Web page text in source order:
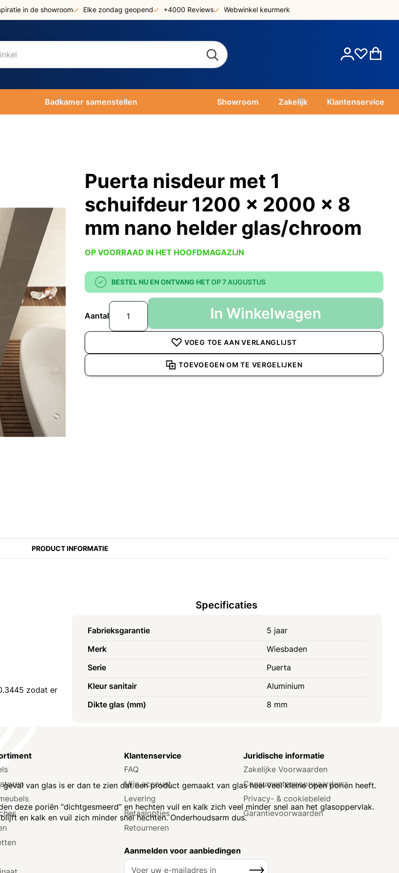
in de showroom Elke zondag geopend +4000 Reviews Webwinkel keurmerk
Account
Badkamer samenstellen Showroom Zakelijk Klantenservice
Puerta nisdeur met 1
schuifdeur 1200 x 2000 x 8
mm nano helder glas/chroom
OP VOORRAAD IN HET HOOFDMAGAZIJN
BESTEL NU EN ONTVANG HETOP 7 AUGUSTUS
Aantal In Winkelwagen
VOEG TOE AAN VERLANGLIJST
TOEVOEGEN OM TE VERGELIJKEN
PRODUCT INFORMATIE
Specificaties
Fabrieksgarantie
5 jaar
Merk
Wiesbaden
Serie
Puerta
Kleur sanitair
Aluminium
Dikte glas (mm)
8 mm
zodat er
van glas is er dan te zien dat een product gemaakt van glas heel veel kleine open poriën heeft.
deze poriën “dichtgesmeerd” en hechten vuil en kalk zich veel minder snel aan het glasoppervlak.
en kalk en vuil zich minder snel hechten. Onderhoudsarm dus.
Klantenservice
FAQ
Mijn account
Levering
Betaalopties
Retourneren
Juridische informatie
Zakelijke Voorwaarden
Consumenten­voorwaarden
Privacy- & cookiebeleid
Garantie­voorwaarden
Aanmelden voor aanbiedingen
A
Inschrijven